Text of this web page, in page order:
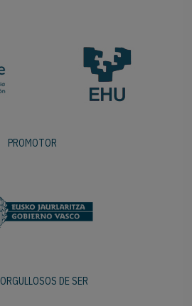
PROMOTOR
ORGULLOSOS DE SER